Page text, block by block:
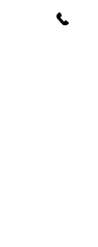
nicht möglich!